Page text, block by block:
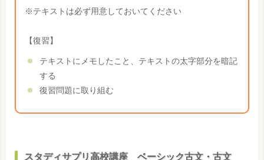
※テキストは必ず用意しておいてください
【復習】
テキストにメモしたこと、テキストの太字部分を暗記
する
復習問題に取り組む
スタディサプリ高校講座 ベーシック古文・古文